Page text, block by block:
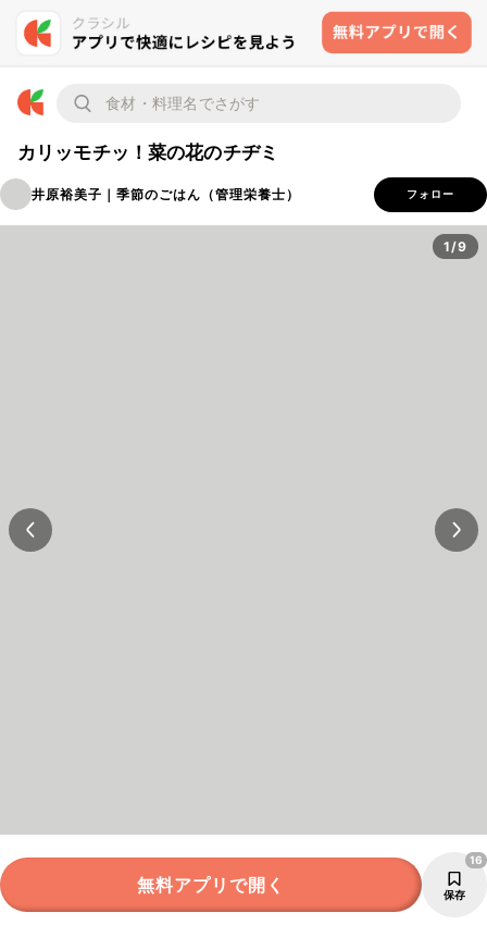
カリッモチッ！菜の花のチヂミ
井原裕美子｜季節のごはん（管理栄養士） フォロー
1/9
無料アプリで開く 保存
16